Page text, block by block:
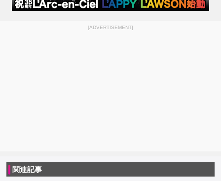
[ADVERTISEMENT]
関連記事